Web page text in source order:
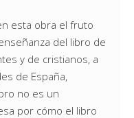
esta obra el fruto
del libro de
y de cristianos, a
de España,
no es un
por cómo el libro